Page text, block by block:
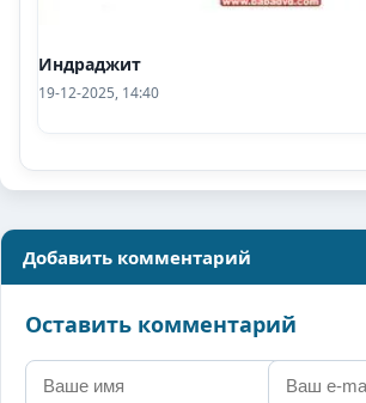
Индраджит
19-12-2025, 14:40
Добавить комментарий
Оставить комментарий